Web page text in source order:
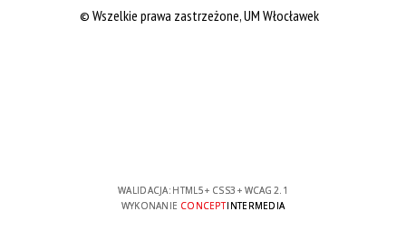
© Wszelkie prawa zastrzeżone, UM Włocławek
WALIDACJA: HTML5+ CSS3 + WCAG 2.1
WYKONANIE CONCEPTINTERMEDIA